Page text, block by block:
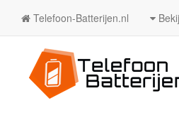
Telefoon-Batterijen.nl